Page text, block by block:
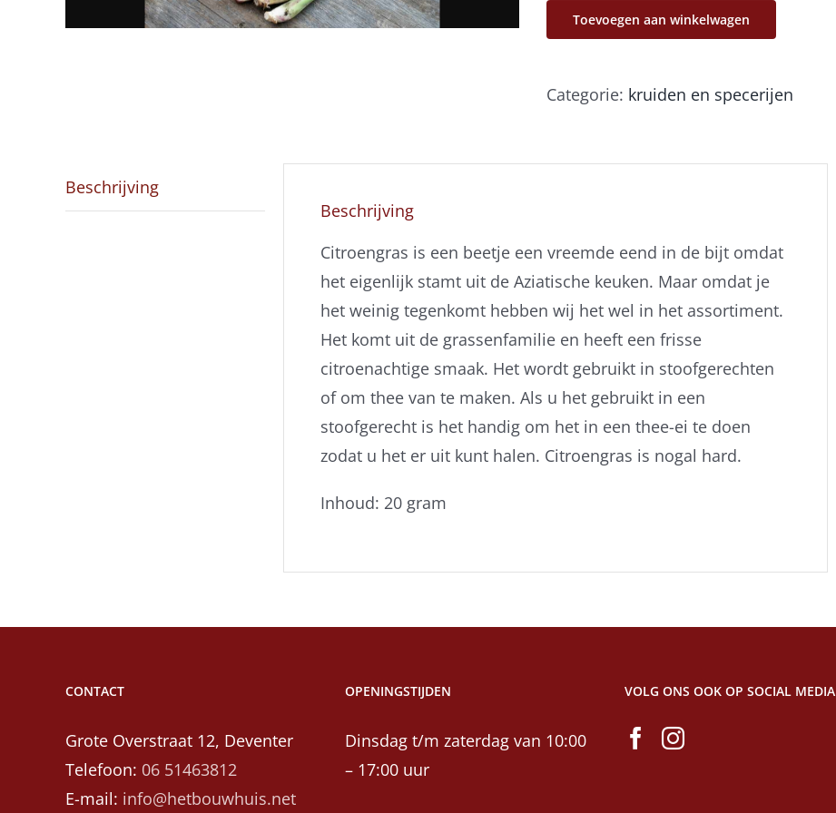
aantal
Toevoegen aan winkelwagen
Categorie: kruiden en specerijen
Beschrijving
Beschrijving
Citroengras is een beetje een vreemde eend in de bijt omdat
het eigenlijk stamt uit de Aziatische keuken. Maar omdat je
het weinig tegenkomt hebben wij het wel in het assortiment.
Het komt uit de grassenfamilie en heeft een frisse
citroenachtige smaak. Het wordt gebruikt in stoofgerechten
of om thee van te maken. Als u het gebruikt in een
stoofgerecht is het handig om het in een thee-ei te doen
zodat u het er uit kunt halen. Citroengras is nogal hard.
Inhoud: 20 gram
CONTACT
Grote Overstraat 12, Deventer
Telefoon: 06 51463812
E-mail: info@hetbouwhuis.net
OPENINGSTIJDEN
Dinsdag t/m zaterdag van 10:00
– 17:00 uur
VOLG ONS OOK OP SOCIAL MEDIA